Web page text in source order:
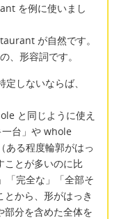
を例に使いまし
が自然です。
、形容詞です。
しないならば、
と同じように使え
台」や whole
ある程度輪郭がはっ
ことが多いのに比
「完全な」「全部そ
から、形がはっき
部分を含めた全体を